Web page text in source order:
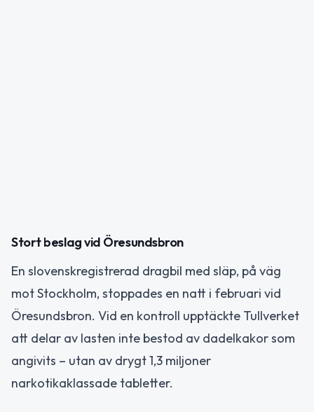
Stort beslag vid Öresundsbron
En slovenskregistrerad dragbil med släp, på väg
mot Stockholm, stoppades en natt i februari vid
Öresundsbron. Vid en kontroll upptäckte Tullverket
att delar av lasten inte bestod av dadelkakor som
angivits – utan av drygt 1,3 miljoner
narkotikaklassade tabletter.